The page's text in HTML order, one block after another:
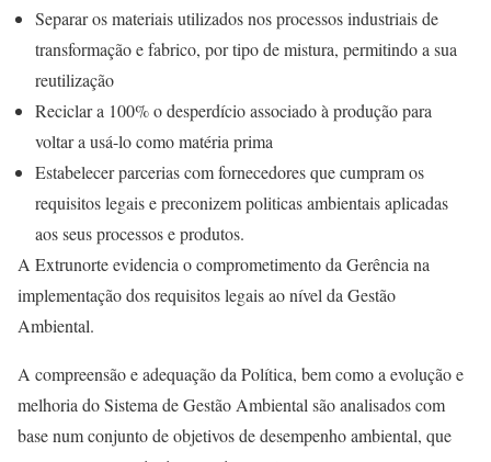
Separar os materiais utilizados nos processos industriais de
transformação e fabrico, por tipo de mistura, permitindo a sua
reutilização
Reciclar a 100% o desperdício associado à produção para
voltar a usá-lo como matéria prima
Estabelecer parcerias com fornecedores que cumpram os
requisitos legais e preconizem politicas ambientais aplicadas
aos seus processos e produtos.
A Extrunorte evidencia o comprometimento da Gerência na
implementação dos requisitos legais ao nível da Gestão
Ambiental.
A compreensão e adequação da Política, bem como a evolução e
melhoria do Sistema de Gestão Ambiental são analisados com
base num conjunto de objetivos de desempenho ambiental, que